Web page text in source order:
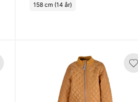
158 cm (14 år)